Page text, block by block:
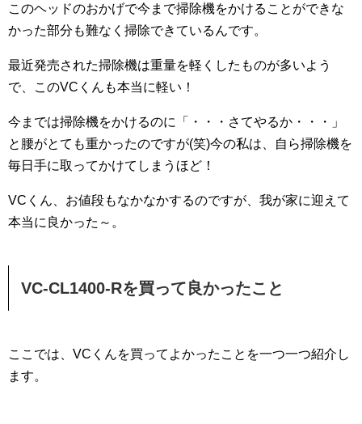
このヘッドのおかげで今まで掃除機をかけることができな
かった部分も難なく掃除できているんです。
最近発売された掃除機は重量を軽くしたものが多いよう
で、このVCくんも本当に軽い！
今までは掃除機をかけるのに「・・・さてやるか・・・」
と腰がとても重かったのですが(笑)今の私は、自ら掃除機を
毎日手に取ってかけてしまうほど！
VCくん、お値段もなかなかするのですが、我が家に迎えて
本当に良かった～。
VC-CL1400-Rを買って良かったこと
ここでは、VCくんを買ってよかったことを一つ一つ紹介し
ます。